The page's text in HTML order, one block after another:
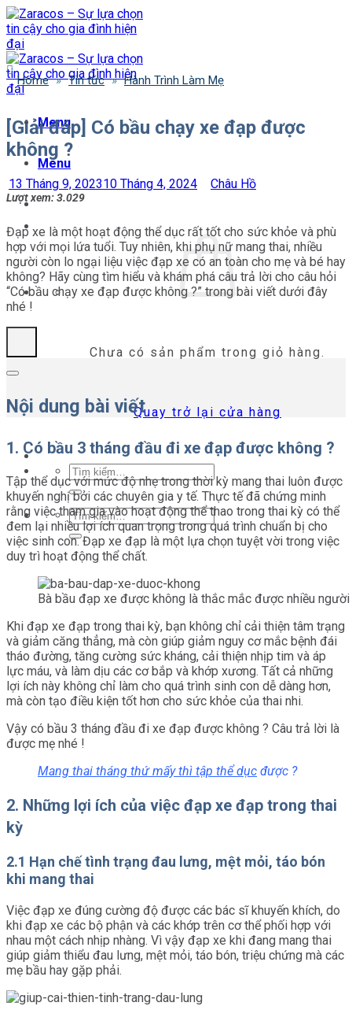
Bỏ
qua
nội
dung
Menu
Menu
Chưa có sản phẩm trong giỏ hàng.
Quay trở lại cửa hàng
Tìm
kiếm:
Tìm
kiếm:
Home » Tin tức » Hành Trình Làm Mẹ
[Giải đáp] Có bầu chạy xe đạp được
không ?
13 Tháng 9, 202310 Tháng 4, 2024 Châu Hồ
Lượt xem:3.029
Đạp xe là một hoạt động thể dục rất tốt cho sức khỏe và phù
hợp với mọi lứa tuổi. Tuy nhiên, khi phụ nữ mang thai, nhiều
người còn lo ngại liệu việc đạp xe có an toàn cho mẹ và bé hay
không? Hãy cùng tìm hiểu và khám phá câu trả lời cho câu hỏi
“Có bầu chạy xe đạp được không ?” trong bài viết dưới đây
nhé !
Nội dung bài viết
1. Có bầu 3 tháng đầu đi xe đạp được không ?
Tập thể dục với mức độ nhẹ trong thời kỳ mang thai luôn được
khuyến nghị bởi các chuyên gia y tế. Thực tế đã chứng minh
rằng việc tham gia vào hoạt động thể thao trong thai kỳ có thể
đem lại nhiều lợi ích quan trọng trong quá trình chuẩn bị cho
việc sinh con. Đạp xe đạp là một lựa chọn tuyệt vời trong việc
duy trì hoạt động thể chất.
Bà bầu đạp xe được không là thắc mắc được nhiều người
Khi đạp xe đạp trong thai kỳ, bạn không chỉ cải thiện tâm trạng
và giảm căng thẳng, mà còn giúp giảm nguy cơ mắc bệnh đái
tháo đường, tăng cường sức kháng, cải thiện nhịp tim và áp
lực máu, và làm dịu các cơ bắp và khớp xương. Tất cả những
lợi ích này không chỉ làm cho quá trình sinh con dễ dàng hơn,
mà còn tạo điều kiện tốt hơn cho sức khỏe của thai nhi.
Vậy có bầu 3 tháng đầu đi xe đạp được không ? Câu trả lời là
được mẹ nhé !
Mang thai tháng thứ mấy thì tập thể dục được ?
2. Những lợi ích của việc đạp xe đạp trong thai
kỳ
2.1 Hạn chế tình trạng đau lưng, mệt mỏi, táo bón
khi mang thai
Việc đạp xe đúng cường độ được các bác sĩ khuyến khích, do
khi đạp xe các bộ phận và các khớp trên cơ thể phối hợp với
nhau một cách nhịp nhàng. Vì vậy đạp xe khi đang mang thai
giúp giảm thiểu đau lưng, mệt mỏi, táo bón, triệu chứng mà các
mẹ bầu hay gặp phải.